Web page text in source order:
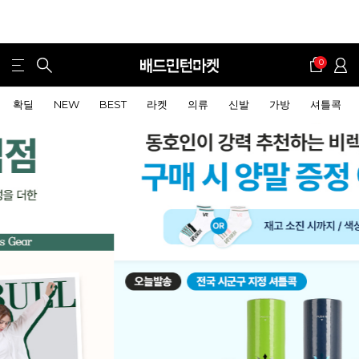
0
확딜 NEW BEST 라켓 의류 신발 가방 셔틀콕